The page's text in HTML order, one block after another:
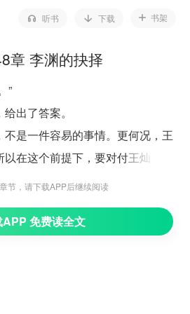
听书 下载 书架
章 李渊的抉择
”
出了答案。
是一件容易的事情。更何况，王
在这个前提下，要对付王灿，选
。
计，是最可靠也是风险最低的办
节，请下载APP后继续阅读
免费读全文